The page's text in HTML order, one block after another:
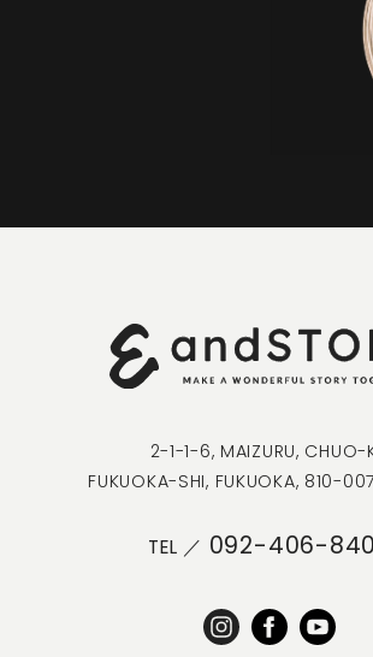
2-1-1-6, MAIZURU, CHUO-
FUKUOKA-SHI, FUKUOKA, 810-
TEL ／ 092-406-